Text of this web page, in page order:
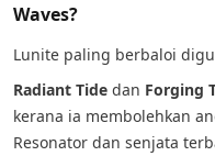
Waves?
Lunite paling berbaloi
Radiant Tide dan Forging
kerana ia membolehkan
Resonator dan senjata